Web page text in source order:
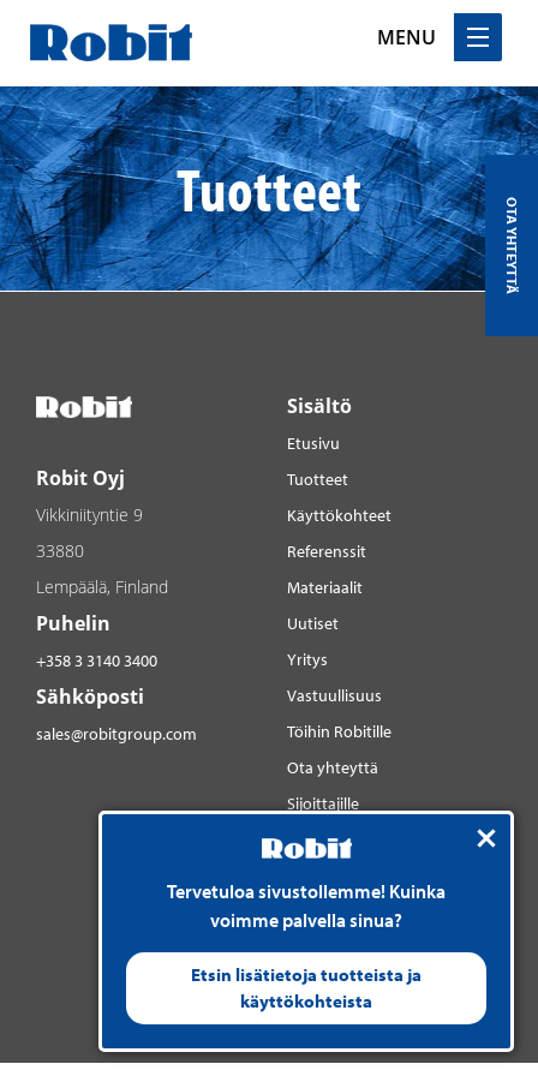
MENU
Skip
to
content
Tuotteet
OTA YHTEYTTÄ
Tervetuloa sivustollemme! Kuinka
voimme palvella sinua?
Etsin lisätietoja tuotteista ja
käyttökohteista
Robit Oyj
Vikkiniityntie 9
33880
Lempäälä, Finland
Puhelin
+358 3 3140 3400
Sähköposti
sales@robitgroup.com
Sisältö
Etusivu
Tuotteet
Käyttökohteet
Referenssit
Materiaalit
Uutiset
Yritys
Vastuullisuus
Töihin Robitille
Ota yhteyttä
Sijoittajille
Sosiaalinen media
LinkedIn
Instagram